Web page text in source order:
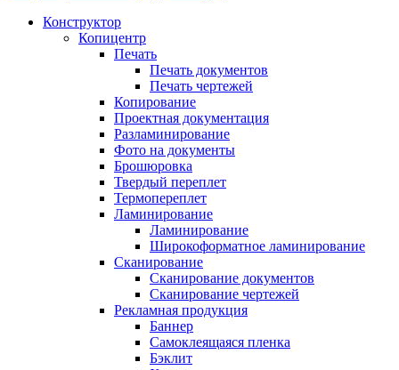
Конструктор
Копицентр
Печать
Печать документов
Печать чертежей
Копирование
Проектная документация
Разламинирование
Фото на документы
Брошюровка
Твердый переплет
Термопереплет
Ламинирование
Ламинирование
Широкоформатное ламинирование
Сканирование
Сканирование документов
Сканирование чертежей
Рекламная продукция
Баннер
Самоклеящаяся пленка
Бэклит